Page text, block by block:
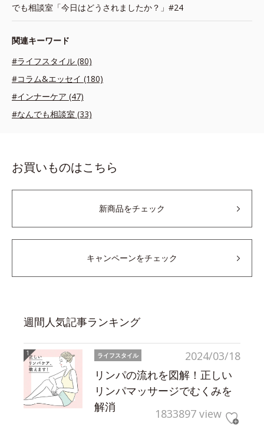
でも相談室「今日はどうされましたか？」#24
関連キーワード
#ライフスタイル (80)
#コラム&エッセイ (180)
#インナーケア (47)
#なんでも相談室 (33)
お買いものはこちら
新商品をチェック
キャンペーンをチェック
週間人気記事ランキング
2024/03/18
ライフスタイル
リンパの流れを図解！正しい
リンパマッサージでむくみを
解消
1833897 view